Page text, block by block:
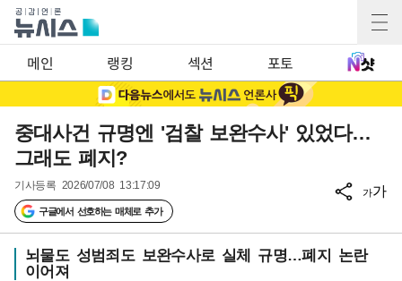
메인 랭킹 섹션 포토
중대사건 규명엔 '검찰 보완수사' 있었다…
그래도 폐지?
기사등록 2026/07/08 13:17:09
구글에서 선호하는 매체로 추가
가가
뇌물도 성범죄도 보완수사로 실체 규명…폐지 논란
이어져